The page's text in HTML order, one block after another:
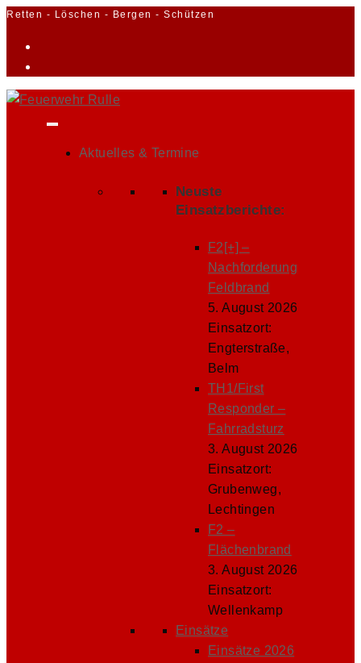
Zum
Retten - Löschen - Bergen - Schützen
Aktuelles & Termine
Neuste
Einsatzberichte:
F2[+] –
Nachforderung
Feldbrand
5. August 2026
Einsatzort:
Engterstraße,
Belm
TH1/First
Responder –
Fahrradsturz
3. August 2026
Einsatzort:
Grubenweg,
Lechtingen
F2 –
Flächenbrand
3. August 2026
Einsatzort:
Wellenkamp
Einsätze
Einsätze 2026